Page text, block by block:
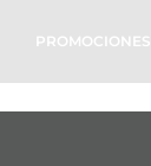
PROMOCIONES